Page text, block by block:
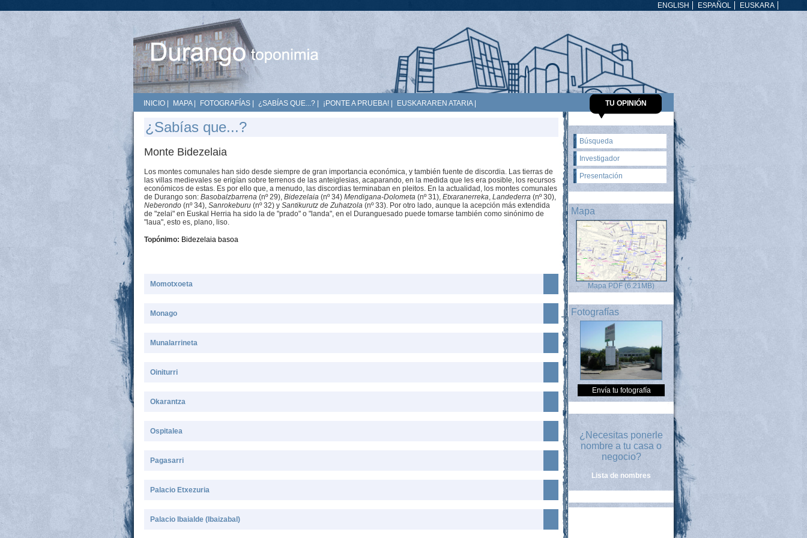
EUSKARA
ESPAÑOL
ENGLISH
INICIO MAPA| FOTOGRAFÍAS ¿SABÍAS QUE...? ¡PONTE A PRUEBA! EUSKARAREN ATARIA| TU OPINIÓN
¿Sabías que...?
Monte Bidezelaia
Los montes comunales han sido desde siempre de gran importancia económica, y también fuente de discordia. Las tierras de
las villas medievales se erigían sobre terrenos de las anteiglesias, acaparando, en la medida que les era posible, los recursos
económicos de estas. Es por ello que, a menudo, las discordias terminaban en pleitos. En la actualidad, los montes comunales
de Durango son: Basobalzbarrena (nº 29), Bidezelaia (nº 34) Mendigana-Dolometa (nº 31), Etxaranerreka, Landederra (nº 30),
Neberondo (nº 34), Sanrokeburu (nº 32) y Santikurutz de Zuhatzola (nº 33). Por otro lado, aunque la acepción más extendida
de "zelai" en Euskal Herria ha sido la de "prado" o "landa", en el Duranguesado puede tomarse también como sinónimo de
"laua", esto es, plano, liso.
Topónimo: Bidezelaia basoa
Momotxoeta
Monago
Munalarrineta
Oiniturri
Okarantza
Ospitalea
Pagasarri
Palacio Etxezuria
Palacio Ibaialde (Ibaizabal)
Búsqueda
Investigador
Presentación
Mapa
Mapa PDF (6.21MB)
Fotografías
Envía tu fotografía
¿Necesitas ponerle
nombre a tu casa o
negocio?
Lista de nombres